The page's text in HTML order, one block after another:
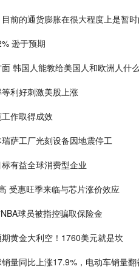
前的通货膨胀在很大程度上是暂
逊于预期
韩国人能教给美国人和欧洲人什
利好刺激美股上涨
作取得成效
萨工厂光刻设备因地震停工
有益全球消费型企业
受惠旺季来临与芯片涨价效应
球员被指控骗取保险金
黄金大利空！1760美元就是坎
量同比上涨17.9%，电动车销量翻